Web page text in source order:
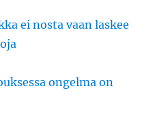
ei nosta vaan laskee
ongelma on